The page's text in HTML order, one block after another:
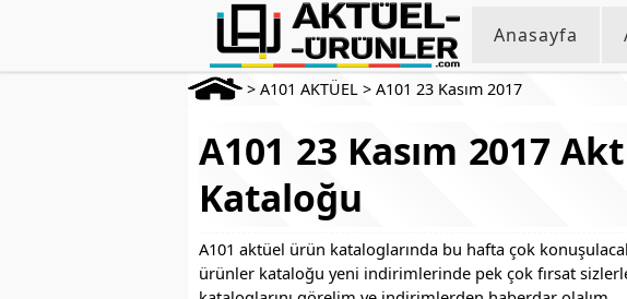
Anasayfa
> A101 AKTÜEL > A101 23 Kasım 2017
A101 23 Kasım 2017
Kataloğu
A101 aktüel ürün kataloglarında bu hafta çok
ürünler kataloğu yeni indirimlerinde pek çok fırsat